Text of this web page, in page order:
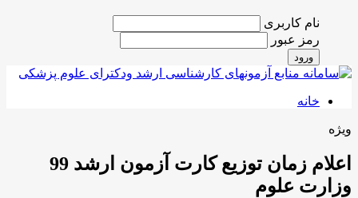
نام کاربری
رمز عبور
ورود
خانه
ویژه
اعلام زمان توزیع کارت آزمون ارشد 99
وزارت علوم